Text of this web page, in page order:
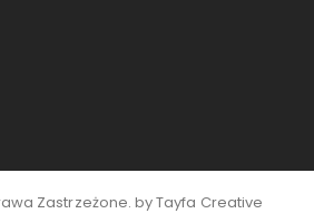
Zastrzeżone. byTayfa Creative